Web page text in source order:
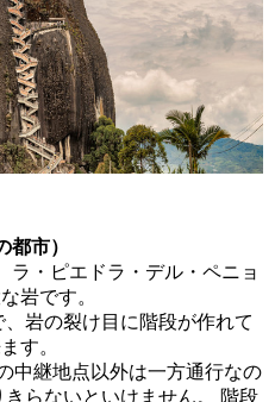
市）
ラ・ピエドラ・デル・ペニョ
岩です。
岩の裂け目に階段が作れて
す。
中継地点以外は一方通行なの
らないといけません。 階段